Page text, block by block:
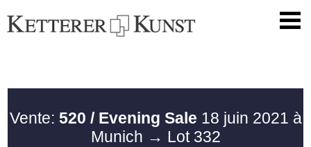
Vente: 520 / Evening Sale 18 juin 2021 à
Munich → Lot 332